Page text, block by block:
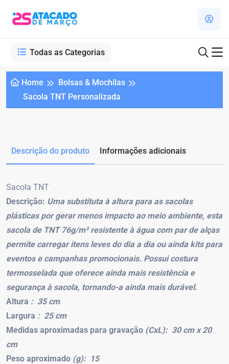
Todas as Categorias
Home
Bolsas & Mochilas
Sacola TNT Personalizada
Descrição do produto Informações adicionais
Sacola TNT
Descrição: Uma substituta à altura para as sacolas
plásticas por gerar menos impacto ao meio ambiente, esta
sacola de TNT 76g/m² resistente à água com par de alças
permite carregar itens leves do dia a dia ou ainda kits para
eventos e campanhas promocionais. Possui costura
termosselada que oferece ainda mais resistência e
segurança à sacola, tornando-a ainda mais durável.
Altura : 35 cm
Largura : 25 cm
Medidas aproximadas para gravação (CxL): 30 cm x 20
cm
Peso aproximado (g): 15